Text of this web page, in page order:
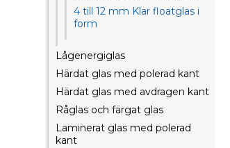
4 till 12 mm Klar floatglas i
form
Lågenergiglas
Härdat glas med polerad kant
Härdat glas med avdragen kant
Råglas och färgat glas
Laminerat glas med polerad
kant